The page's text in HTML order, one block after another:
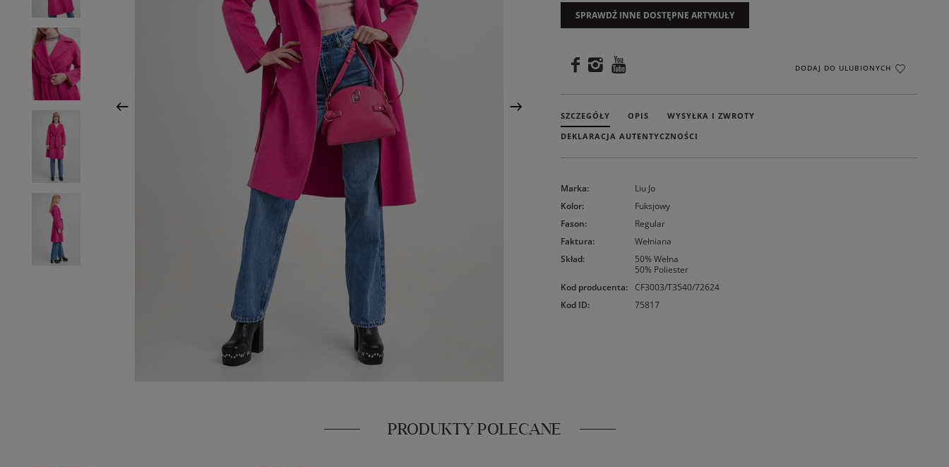
SPRAWDŹ INNE DOSTĘPNE ARTYKUŁY
DODAJ DO ULUBIONYCH
SZCZEGÓŁY OPIS
WYSYŁKA I ZWROTY
DEKLARACJA AUTENTYCZNOŚCI
Marka:
Liu Jo
Kolor:
Fuksjowy
Fason:
Regular
Faktura:
Wełniana
Skład:
50% Wełna
50% Poliester
Kod producenta: CF3003/T3540/72624
Kod ID: 75817
PRODUKTY POLECANE